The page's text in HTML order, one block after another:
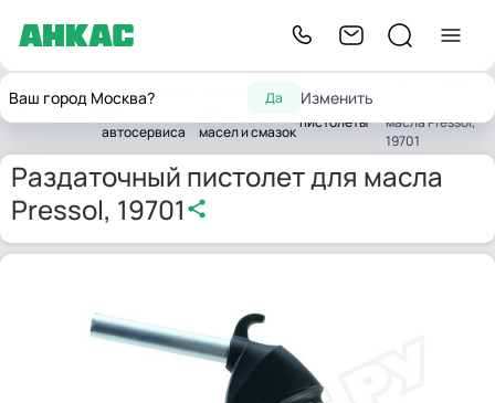
Ваш город Москва? Да Изменить
Главная
Оборудование
автосервиса
Оборудование
масел и смазок
Раздаточные
пистолеты
масла Pressol,
19701
Раздаточный пистолет для масла
Pressol, 19701